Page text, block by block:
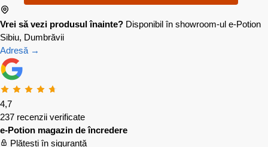
Vrei să vezi produsul înainte? Disponibil în showroom-ul e-Potion
Sibiu, Dumbrăvii
Adresă →
4,7
237 recenzii verificate
e-Potion magazin de încredere
Plătești în siguranță